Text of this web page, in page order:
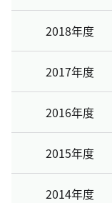
2018年度
2017年度
2016年度
2015年度
2014年度